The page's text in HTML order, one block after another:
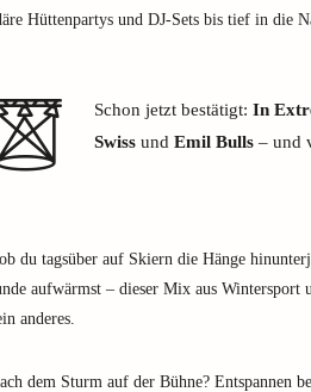
Hüttenpartys und DJ-Sets bis tief in die
Schon jetzt bestätigt: In
Swiss und Emil Bulls – und
du tagsüber auf Skiern die Hänge
aufwärmst – dieser Mix aus
anderes.
dem Sturm auf der Bühne? Entspannen